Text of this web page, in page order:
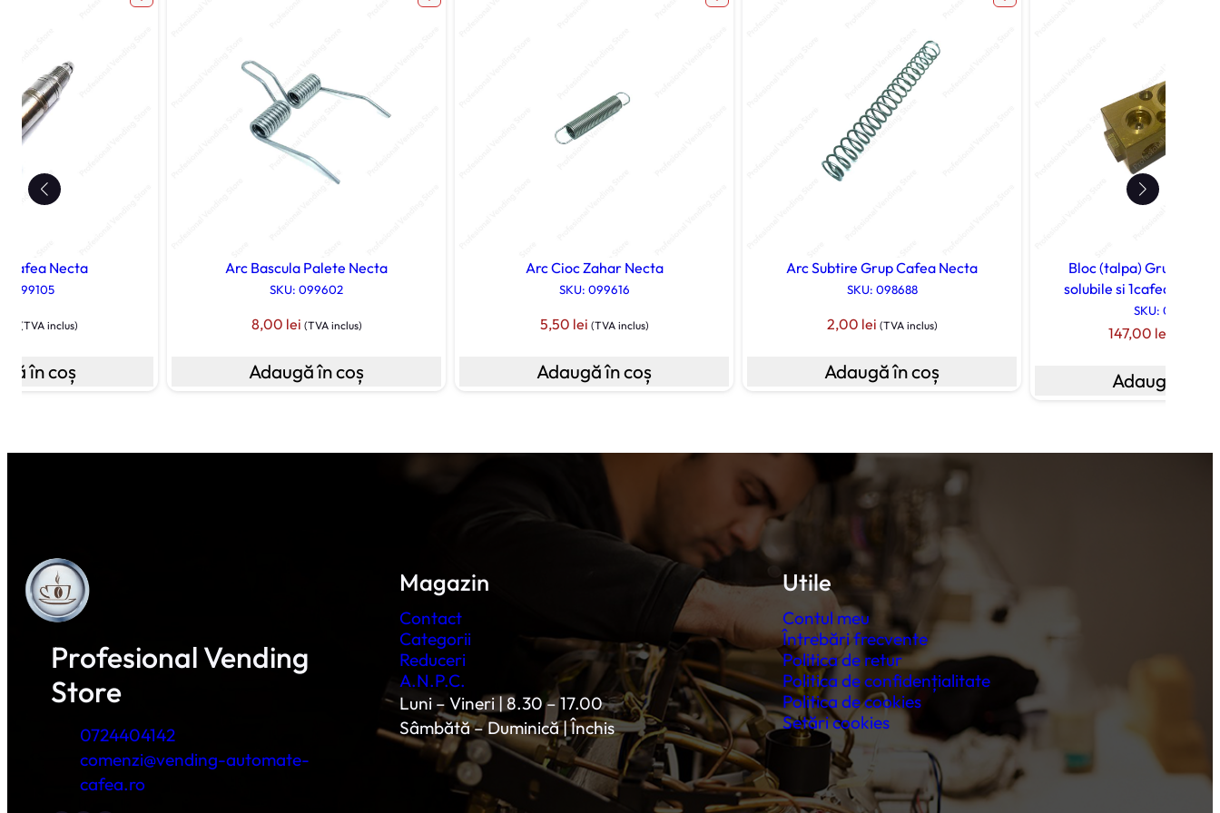
Cafea Necta
099105
(TVA inclus)
în coș
Arc Bascula Palete Necta
SKU: 099602
8,00 lei (TVA inclus)
Adaugă în coș
Arc Cioc Zahar Necta
SKU: 099616
5,50 lei (TVA inclus)
Adaugă în coș
Arc Subtire Grup Cafea Necta
SKU: 098688
2,00 lei (TVA inclus)
Adaugă în coș
Bloc (talpa) Grup
solubile si 1cafea Necta
SKU: 0V2458
147,00 lei
Adaugă în
Profesional Vending
Store
0724404142
comenzi@vending-automate-
cafea.ro
Magazin
Contact
Categorii
Reduceri
A.N.P.C.
Luni – Vineri | 8.30 – 17.00
Sâmbătă – Duminică | Închis
Utile
Contul meu
Întrebări frecvente
Politica de retur
Politica de confidențialitate
Politica de cookies
Setări cookies